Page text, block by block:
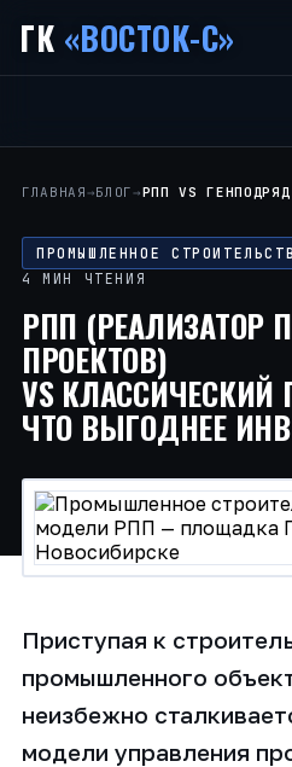
ГК «ВОСТОК-С»
ГЛАВНАЯ→БЛОГ→РПП VS ГЕНПОДРЯД
ПРОМЫШЛЕННОЕ
4 МИН ЧТЕНИЯ
РПП
ПРОЕКТОВ)
VS
ЧТО ВЫГОДНЕЕ
Приступая к
промышленного
неизбежно
модели управления